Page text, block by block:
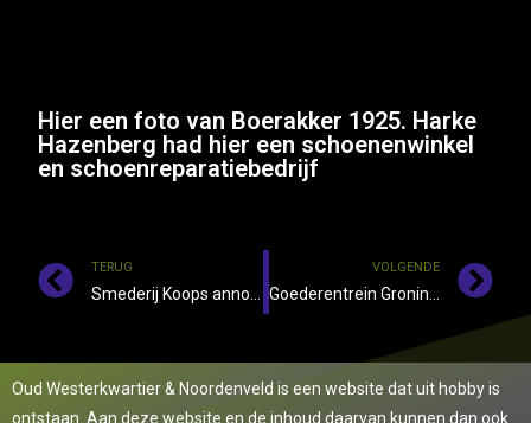
Hier een foto van Boerakker 1925. Harke
Hazenberg had hier een schoenenwinkel
en schoenreparatiebedrijf
TERUG VOLGENDE
Oud Westerkwartier & Noordenveld is een website dat uit hobby is
ontstaan. Aan deze website en de inhoud daarvan kunnen dan ook